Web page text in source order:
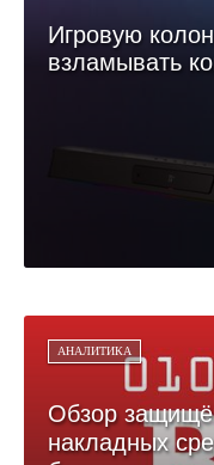
Игровую
взламывать
АНАЛИТИКА
Обзор
накладных